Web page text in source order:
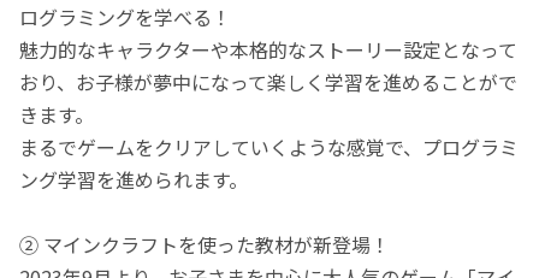
ログラミングを学べる！
魅力的なキャラクターや本格的なストーリー設定となって
おり、お子様が夢中になって楽しく学習を進めることがで
きます。
まるでゲームをクリアしていくような感覚で、プログラミ
ング学習を進められます。
② マインクラフトを使った教材が新登場！